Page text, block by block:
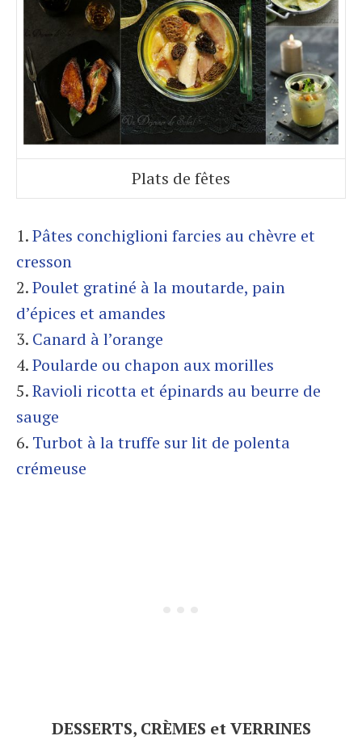
Plats de fêtes
1.Pâtes conchiglioni farcies au chèvre et
cresson
2.Poulet gratiné à la moutarde, pain
d’épices et amandes
3. Canard à l’orange
4.Poularde ou chapon aux morilles
5.Ravioli ricotta et épinards au beurre de
sauge
6. Turbot à la truffe sur lit de polenta
crémeuse
DESSERTS, CRÈMES et VERRINES